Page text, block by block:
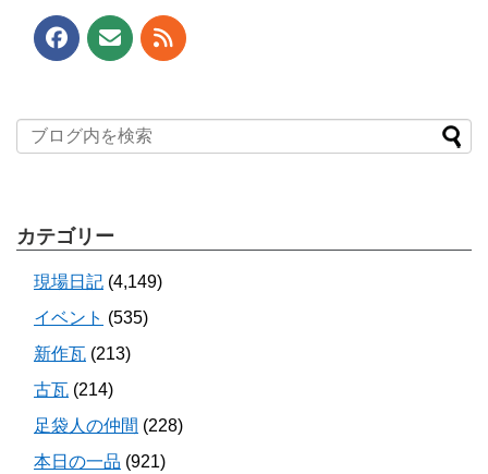
カテゴリー
現場日記 (4,149)
イベント (535)
新作瓦 (213)
古瓦 (214)
足袋人の仲間 (228)
本日の一品 (921)